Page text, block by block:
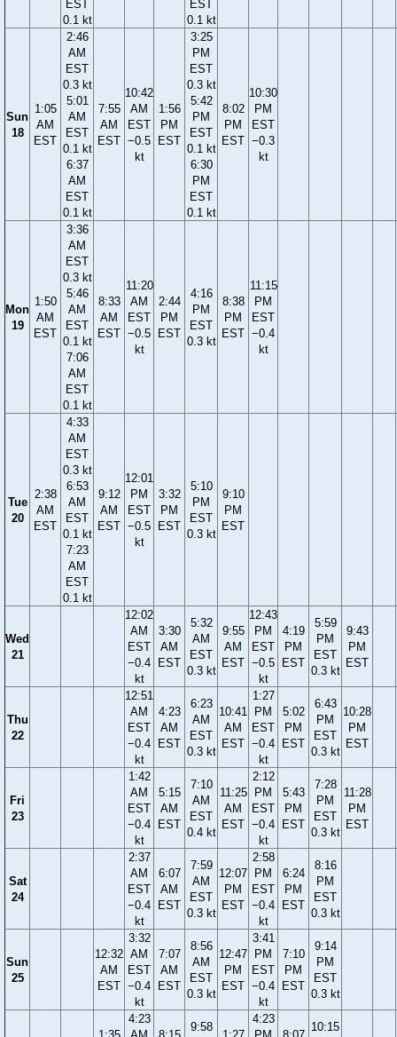
EST
0.1 kt
EST
0.1 kt
Sun
18
1:05
AM
EST
2:46
AM
EST
0.3 kt
5:01
AM
EST
0.1 kt
6:37
AM
EST
0.1 kt
7:55
AM
EST
10:42
AM
EST
−0.5
kt
1:56
PM
EST
3:25
PM
EST
0.3 kt
5:42
PM
EST
0.1 kt
6:30
PM
EST
0.1 kt
8:02
PM
EST
10:30
PM
EST
−0.3
kt
Mon
19
1:50
AM
EST
3:36
AM
EST
0.3 kt
5:46
AM
EST
0.1 kt
7:06
AM
EST
0.1 kt
8:33
AM
EST
11:20
AM
EST
−0.5
kt
2:44
PM
EST
4:16
PM
EST
0.3 kt
8:38
PM
EST
11:15
PM
EST
−0.4
kt
Tue
20
2:38
AM
EST
4:33
AM
EST
0.3 kt
6:53
AM
EST
0.1 kt
7:23
AM
EST
0.1 kt
9:12
AM
EST
12:01
PM
EST
−0.5
kt
3:32
PM
EST
5:10
PM
EST
0.3 kt
9:10
PM
EST
Wed
21
12:02
AM
EST
−0.4
kt
3:30
AM
EST
5:32
AM
EST
0.3 kt
9:55
AM
EST
12:43
PM
EST
−0.5
kt
4:19
PM
EST
5:59
PM
EST
0.3 kt
9:43
PM
EST
Thu
22
12:51
AM
EST
−0.4
kt
4:23
AM
EST
6:23
AM
EST
0.3 kt
10:41
AM
EST
1:27
PM
EST
−0.4
kt
5:02
PM
EST
6:43
PM
EST
0.3 kt
10:28
PM
EST
Fri
23
1:42
AM
EST
−0.4
kt
5:15
AM
EST
7:10
AM
EST
0.4 kt
11:25
AM
EST
2:12
PM
EST
−0.4
kt
5:43
PM
EST
7:28
PM
EST
0.3 kt
11:28
PM
EST
Sat
24
2:37
AM
EST
−0.4
kt
6:07
AM
EST
7:59
AM
EST
0.3 kt
12:07
PM
EST
2:58
PM
EST
−0.4
kt
6:24
PM
EST
8:16
PM
EST
0.3 kt
Sun
25
12:32
AM
EST
3:32
AM
EST
−0.4
kt
7:07
AM
EST
8:56
AM
EST
0.3 kt
12:47
PM
EST
3:41
PM
EST
−0.4
kt
7:10
PM
EST
9:14
PM
EST
0.3 kt
4:23
9:58
4:23
10:15